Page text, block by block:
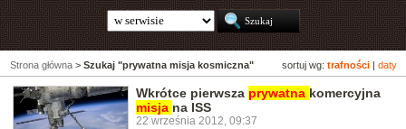
sortuj wg: trafności daty
Strona główna > Szukaj "prywatna misja kosmiczna"
Wkrótce pierwsza prywatna komercyjna
misja na ISS
22 września 2012, 09:37